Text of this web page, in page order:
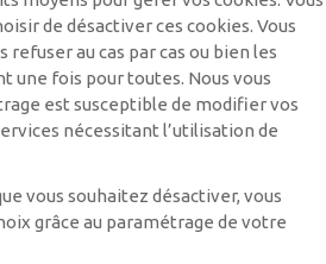
de désactiver ces cookies. Vous
refuser au cas par cas ou bien les
une fois pour toutes. Nous vous
est susceptible de modifier vos
nécessitant l’utilisation de
vous souhaitez désactiver, vous
grâce au paramétrage de votre